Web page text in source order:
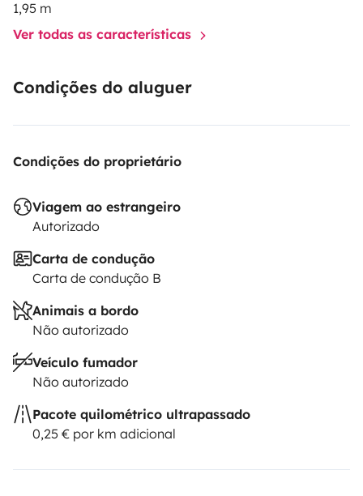
1,95 m
Ver todas as características
Condições do aluguer
Condições do proprietário
Viagem ao estrangeiro
Autorizado
Carta de condução
Carta de condução B
Animais a bordo
Não autorizado
Veículo fumador
Não autorizado
Pacote quilométrico ultrapassado
0,25 € por km adicional